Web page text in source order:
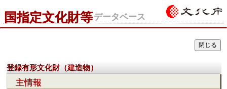
国指定文化財等データベース
登録有形文化財（建造物）
主情報